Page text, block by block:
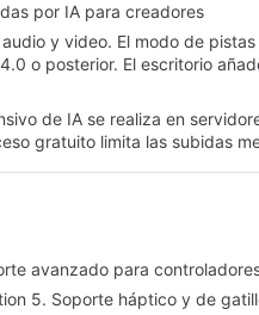
por IA para creadores
y video. El modo de
o posterior. El escritorio
de IA se realiza en
gratuito limita las subidas
avanzado para
5. Soporte háptico y de